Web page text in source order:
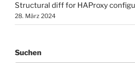
Structural diff for HAProxy
28. März 2024
Suchen